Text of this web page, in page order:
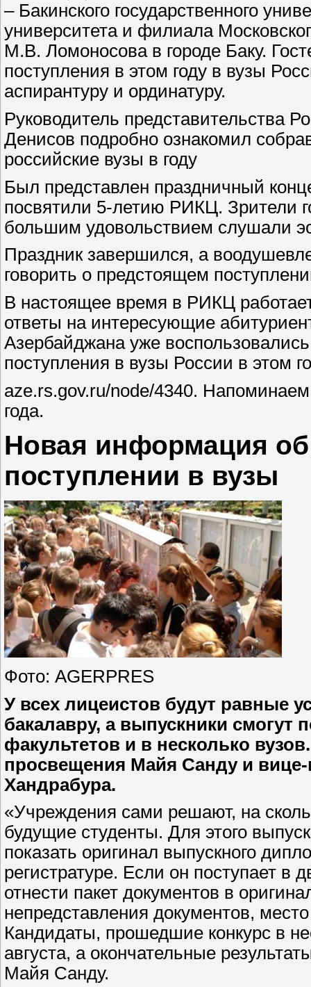
– Бакинского государственного
университета и филиала
М.В. Ломоносова в городе Баку.
поступления в этом году в вузы
аспирантуру и ординатуру.
Руководитель представительства
Денисов подробно ознакомил
российские вузы в году
Был представлен праздничный
посвятили 5-летию РИКЦ. Зрители
большим удовольствием слушали
Праздник завершился, а
говорить о предстоящем
В настоящее время в РИКЦ
ответы на интересующие
Азербайджана уже
поступления в вузы России в этом
aze.rs.gov.ru/node/4340.
года.
Новая информация
поступлении в вузы
Фото: AGERPRES
У всех лицеистов будут равные
бакалавру, а выпускники смогут
факультетов и в несколько
просвещения Майя Санду и
Хандрабура.
«Учреждения сами решают, на
будущие студенты. Для этого
показать оригинал выпускного
регистратуре. Если он поступает в
отнести пакет документов в
непредставления документов,
Кандидаты, прошедшие конкурс в
августа, а окончательные
Майя Санду.